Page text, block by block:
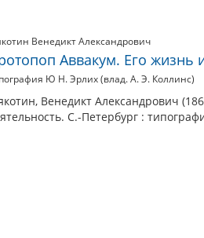
Венедикт Александрович
Аввакум. Его жизнь
Ю Н. Эрлих (влад. А. Э. Коллинс)
Венедикт Александрович
С.-Петербург :